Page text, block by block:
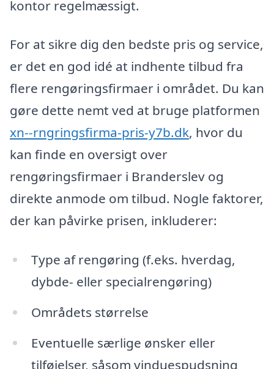
kontor regelmæssigt.
For at sikre dig den bedste pris og service,
er det en god idé at indhente tilbud fra
flere rengøringsfirmaer i området. Du kan
gøre dette nemt ved at bruge platformen
xn--rngringsfirma-pris-y7b.dk, hvor du
kan finde en oversigt over
rengøringsfirmaer i Branderslev og
direkte anmode om tilbud. Nogle faktorer,
der kan påvirke prisen, inkluderer:
Type af rengøring (f.eks. hverdag,
dybde- eller specialrengøring)
Områdets størrelse
Eventuelle særlige ønsker eller
tilføjelser, såsom vinduespudsning